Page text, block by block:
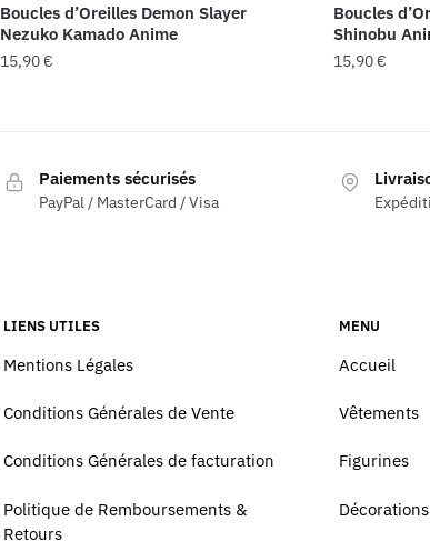
Boucles d’Oreilles Demon Slayer
Nezuko Kamado Anime
15,90€
Boucles
Shinobu
15,90€
Paiements sécurisés
PayPal / MasterCard / Visa
LIENS UTILES
Mentions Légales
Conditions Générales de Vente
Conditions Générales de facturation
Politique de Remboursements &
Retours
MENU
Accueil
Vêtements
Figurines
Décorations